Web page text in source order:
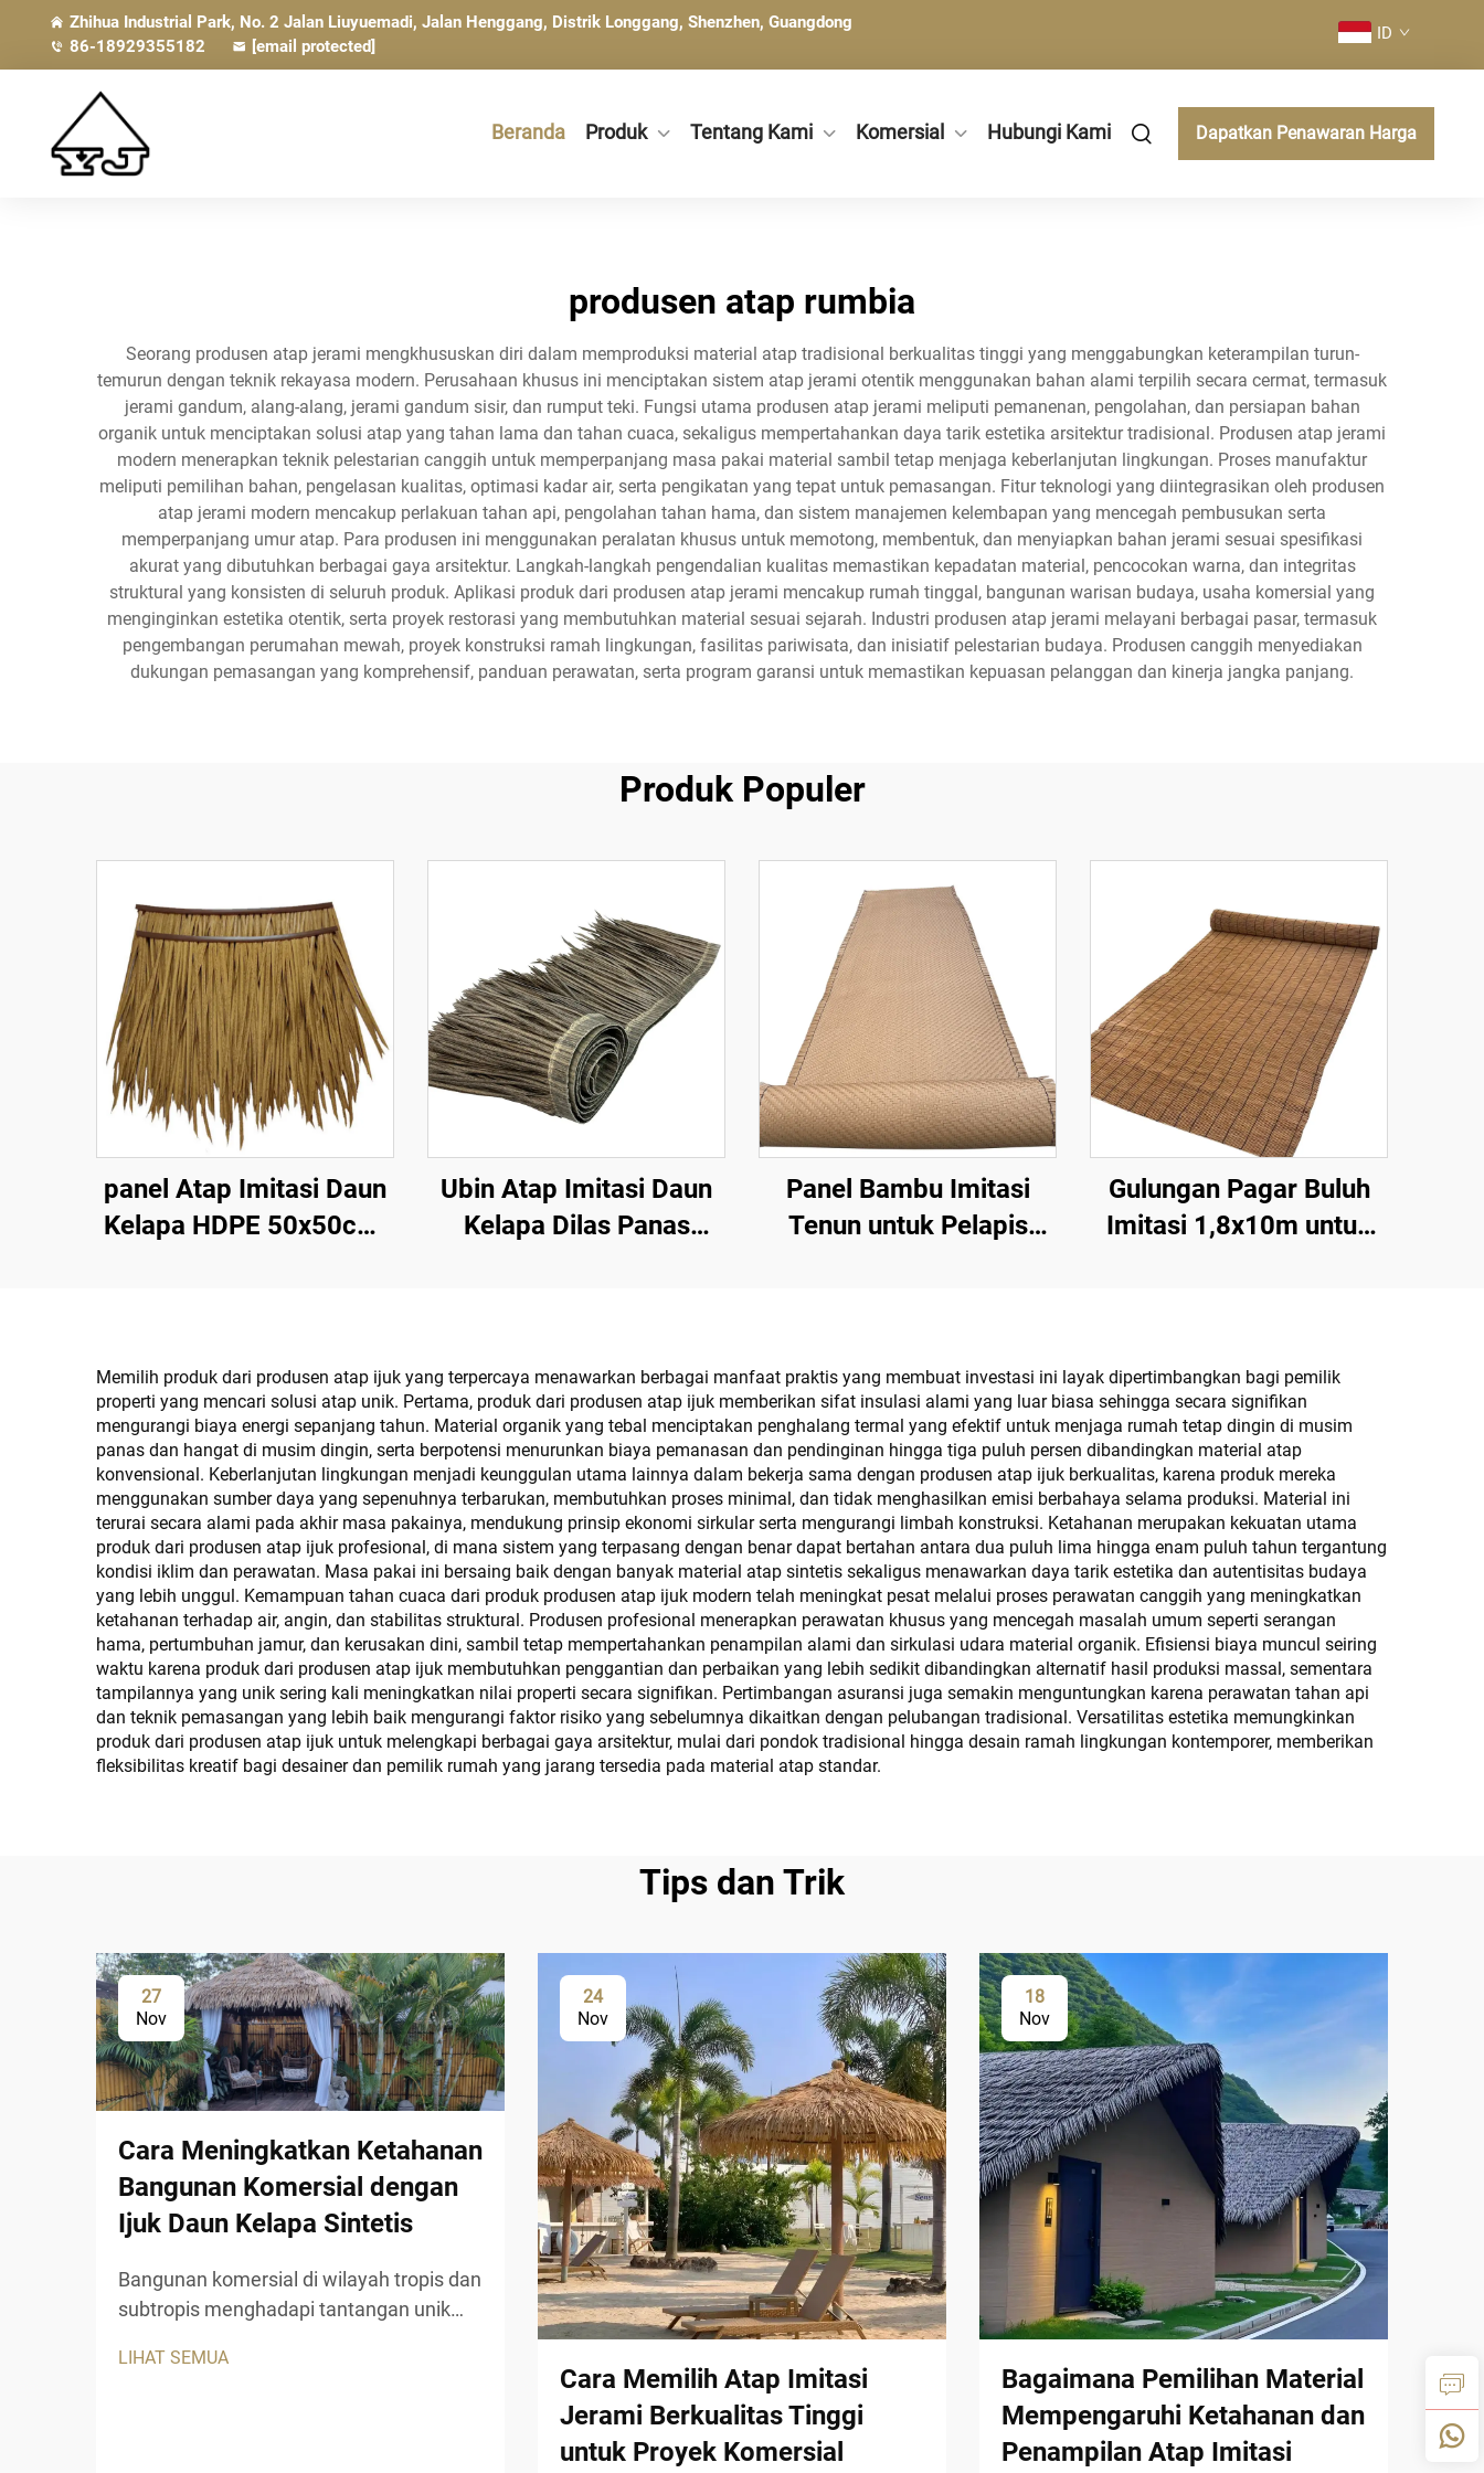
Zhihua Industrial Park, No. 2 Jalan Liuyuemadi, Jalan Henggang, Distrik Longgang, Shenzhen, Guangdong
86-18929355182
[email protected]
ID
Beranda Produk Tentang Kami Komersial Hubungi Kami Dapatkan Penawaran Harga
produsen atap rumbia
Seorang produsen atap jerami mengkhususkan diri dalam memproduksi material atap tradisional berkualitas tinggi yang menggabungkan keterampilan turun-
temurun dengan teknik rekayasa modern. Perusahaan khusus ini menciptakan sistem atap jerami otentik menggunakan bahan alami terpilih secara cermat, termasuk
jerami gandum, alang-alang, jerami gandum sisir, dan rumput teki. Fungsi utama produsen atap jerami meliputi pemanenan, pengolahan, dan persiapan bahan
organik untuk menciptakan solusi atap yang tahan lama dan tahan cuaca, sekaligus mempertahankan daya tarik estetika arsitektur tradisional. Produsen atap jerami
modern menerapkan teknik pelestarian canggih untuk memperpanjang masa pakai material sambil tetap menjaga keberlanjutan lingkungan. Proses manufaktur
meliputi pemilihan bahan, pengelasan kualitas, optimasi kadar air, serta pengikatan yang tepat untuk pemasangan. Fitur teknologi yang diintegrasikan oleh produsen
atap jerami modern mencakup perlakuan tahan api, pengolahan tahan hama, dan sistem manajemen kelembapan yang mencegah pembusukan serta
memperpanjang umur atap. Para produsen ini menggunakan peralatan khusus untuk memotong, membentuk, dan menyiapkan bahan jerami sesuai spesifikasi
akurat yang dibutuhkan berbagai gaya arsitektur. Langkah-langkah pengendalian kualitas memastikan kepadatan material, pencocokan warna, dan integritas
struktural yang konsisten di seluruh produk. Aplikasi produk dari produsen atap jerami mencakup rumah tinggal, bangunan warisan budaya, usaha komersial yang
menginginkan estetika otentik, serta proyek restorasi yang membutuhkan material sesuai sejarah. Industri produsen atap jerami melayani berbagai pasar, termasuk
pengembangan perumahan mewah, proyek konstruksi ramah lingkungan, fasilitas pariwisata, dan inisiatif pelestarian budaya. Produsen canggih menyediakan
dukungan pemasangan yang komprehensif, panduan perawatan, serta program garansi untuk memastikan kepuasan pelanggan dan kinerja jangka panjang.
Produk Populer
panel Atap Imitasi Daun
Kelapa HDPE 50x50cm,
Ubin Atap Imitasi Daun
Kelapa Dilas Panas
Panel Bambu Imitasi
Tenun untuk Pelapis
Gulungan Pagar Buluh
Imitasi 1,8x10m untuk
Memilih produk dari produsen atap ijuk yang terpercaya menawarkan berbagai manfaat praktis yang membuat investasi ini layak dipertimbangkan bagi pemilik
properti yang mencari solusi atap unik. Pertama, produk dari produsen atap ijuk memberikan sifat insulasi alami yang luar biasa sehingga secara signifikan
mengurangi biaya energi sepanjang tahun. Material organik yang tebal menciptakan penghalang termal yang efektif untuk menjaga rumah tetap dingin di musim
panas dan hangat di musim dingin, serta berpotensi menurunkan biaya pemanasan dan pendinginan hingga tiga puluh persen dibandingkan material atap
konvensional. Keberlanjutan lingkungan menjadi keunggulan utama lainnya dalam bekerja sama dengan produsen atap ijuk berkualitas, karena produk mereka
menggunakan sumber daya yang sepenuhnya terbarukan, membutuhkan proses minimal, dan tidak menghasilkan emisi berbahaya selama produksi. Material ini
terurai secara alami pada akhir masa pakainya, mendukung prinsip ekonomi sirkular serta mengurangi limbah konstruksi. Ketahanan merupakan kekuatan utama
produk dari produsen atap ijuk profesional, di mana sistem yang terpasang dengan benar dapat bertahan antara dua puluh lima hingga enam puluh tahun tergantung
kondisi iklim dan perawatan. Masa pakai ini bersaing baik dengan banyak material atap sintetis sekaligus menawarkan daya tarik estetika dan autentisitas budaya
yang lebih unggul. Kemampuan tahan cuaca dari produk produsen atap ijuk modern telah meningkat pesat melalui proses perawatan canggih yang meningkatkan
ketahanan terhadap air, angin, dan stabilitas struktural. Produsen profesional menerapkan perawatan khusus yang mencegah masalah umum seperti serangan
hama, pertumbuhan jamur, dan kerusakan dini, sambil tetap mempertahankan penampilan alami dan sirkulasi udara material organik. Efisiensi biaya muncul seiring
waktu karena produk dari produsen atap ijuk membutuhkan penggantian dan perbaikan yang lebih sedikit dibandingkan alternatif hasil produksi massal, sementara
tampilannya yang unik sering kali meningkatkan nilai properti secara signifikan. Pertimbangan asuransi juga semakin menguntungkan karena perawatan tahan api
dan teknik pemasangan yang lebih baik mengurangi faktor risiko yang sebelumnya dikaitkan dengan pelubangan tradisional. Versatilitas estetika memungkinkan
produk dari produsen atap ijuk untuk melengkapi berbagai gaya arsitektur, mulai dari pondok tradisional hingga desain ramah lingkungan kontemporer, memberikan
fleksibilitas kreatif bagi desainer dan pemilik rumah yang jarang tersedia pada material atap standar.
Tips dan Trik
27
Nov
Cara Meningkatkan Ketahanan
Bangunan Komersial dengan
Ijuk Daun Kelapa Sintetis
Bangunan komersial di wilayah tropis dan
subtropis menghadapi tantangan unik
sekaligus memastikan ketahanan jangka
LIHAT SEMUA
24
Nov
Cara Memilih Atap Imitasi
Jerami Berkualitas Tinggi
untuk Proyek Komersial
18
Nov
Bagaimana Pemilihan Material
Mempengaruhi Ketahanan dan
Penampilan Atap Imitasi